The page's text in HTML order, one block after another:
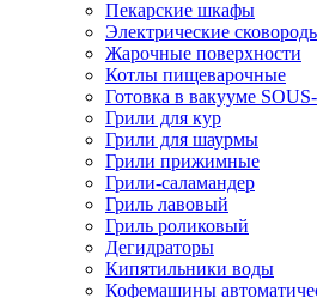
Пекарские шкафы
Электрические
Жарочные поверхности
Котлы пищеварочные
Готовка в вакууме
Грили для кур
Грили для шаурмы
Грили прижимные
Грили-саламандер
Гриль лавовый
Гриль роликовый
Дегидраторы
Кипятильники воды
Кофемашины